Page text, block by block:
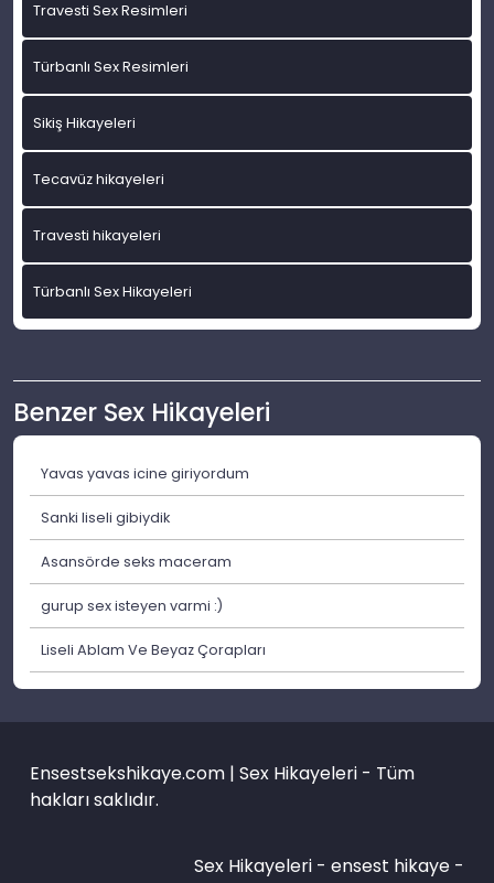
Travesti Sex Resimleri
Türbanlı Sex Resimleri
Sikiş Hikayeleri
Tecavüz hikayeleri
Travesti hikayeleri
Türbanlı Sex Hikayeleri
Benzer Sex Hikayeleri
Yavas yavas icine giriyordum
Sanki liseli gibiydik
Asansörde seks maceram
gurup sex isteyen varmi :)
Liseli Ablam Ve Beyaz Çorapları
Ensestsekshikaye.com | Sex Hikayeleri - Tüm
hakları saklıdır.
Sex Hikayeleri - ensest hikaye -